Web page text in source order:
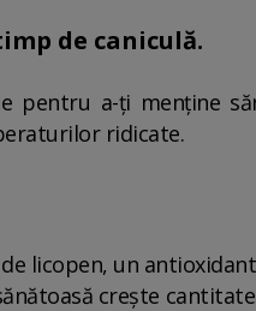
de caniculă.
pentru a-ți menține
ridicate.
licopen, un
crește